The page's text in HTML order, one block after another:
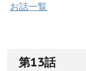
お話一覧
第13話